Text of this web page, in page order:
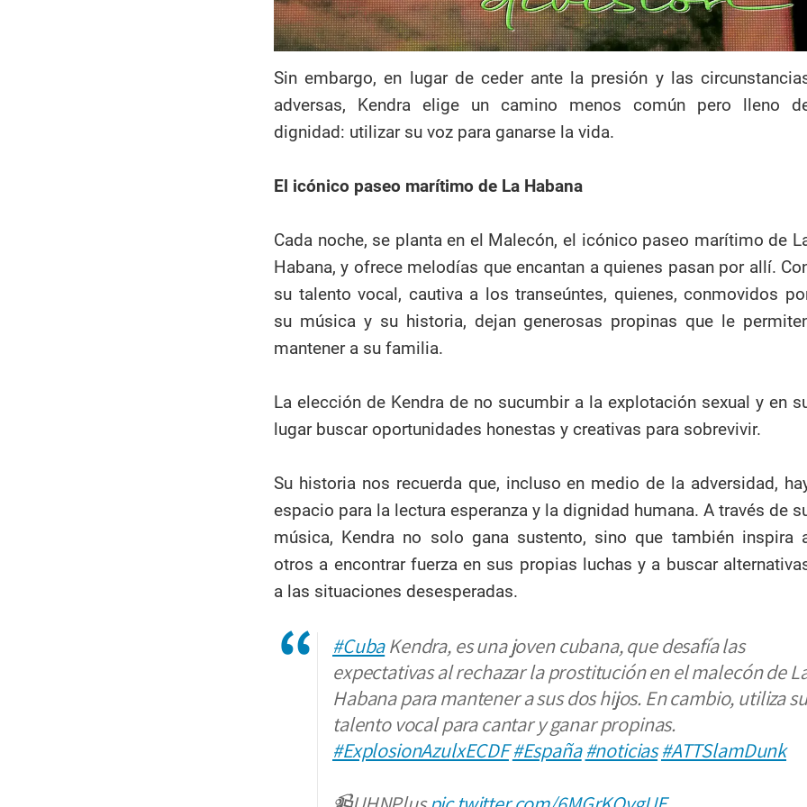
Sin embargo, en lugar de ceder ante la presión y las
adversas, Kendra elige un camino menos común pero lleno
dignidad: utilizar su voz para ganarse la vida.
El icónico paseo marítimo de La Habana
Cada noche, se planta en el Malecón, el icónico paseo marítimo de
Habana, y ofrece melodías que encantan a quienes pasan por allí.
su talento vocal, cautiva a los transeúntes, quienes, conmovidos
su música y su historia, dejan generosas propinas que le
mantener a su familia.
La elección de Kendra de no sucumbir a la explotación sexual y en
lugar buscar oportunidades honestas y creativas para sobrevivir.
Su historia nos recuerda que, incluso en medio de la adversidad,
espacio para la lectura esperanza y la dignidad humana. A través de
música, Kendra no solo gana sustento, sino que también inspira
otros a encontrar fuerza en sus propias luchas y a buscar
a las situaciones desesperadas.
#CubaKendra, es una joven cubana, que desafía las
expectativas al rechazar la prostitución en el malecón de
Habana para mantener a sus dos hijos. En cambio, utiliza su
talento vocal para cantar y ganar propinas.
#ExplosionAzulxECDF #España #noticias #ATTSlamDunk